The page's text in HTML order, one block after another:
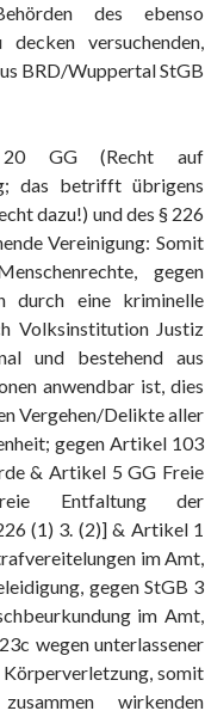
des ebenso
versuchenden,
BRD/Wuppertal StGB
20 GG (Recht auf
das betrifft übrigens
dazu!) und des § 226
Vereinigung: Somit
gegen
durch eine kriminelle
Volksinstitution Justiz
und bestehend aus
anwendbar ist, dies
Vergehen/Delikte aller
gegen Artikel 103
& Artikel 5 GG Freie
Entfaltung der
(1) 3. (2)] & Artikel 1
im Amt,
gegen StGB 3
im Amt,
wegen unterlassener
Körperverletzung, somit
wirkenden